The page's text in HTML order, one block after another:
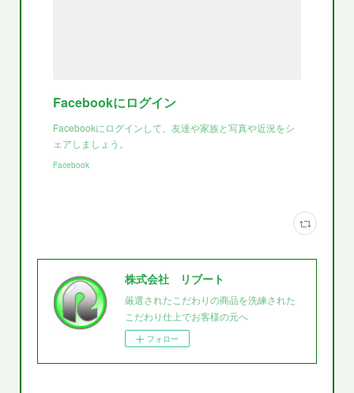
Facebookにログイン
Facebookにログインして、友達や家族と写真や近況をシ
ェアしましょう。
Facebook
株式会社 リブート
厳選されたこだわりの商品を洗練された
こだわり仕上でお客様の元へ
フォロー